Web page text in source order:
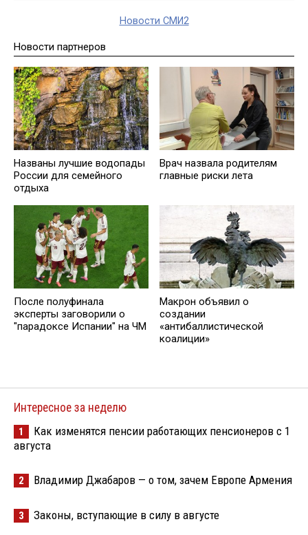
Новости СМИ2
Новости партнеров
Названы лучшие водопады
России для семейного
отдыха
Врач назвала родителям
главные риски лета
После полуфинала
эксперты заговорили о
"парадоксе Испании" на ЧМ
Макрон объявил о
создании
«антибаллистической
коалиции»
Интересное за неделю
1
Как изменятся пенсии работающих пенсионеров с 1
августа
2 Владимир Джабаров — о том, зачем Европе Армения
3 Законы, вступающие в силу в августе